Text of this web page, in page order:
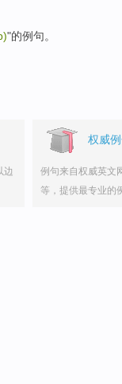
"的例句。
边
权威
例句来自权威英文
等，提供最专业的